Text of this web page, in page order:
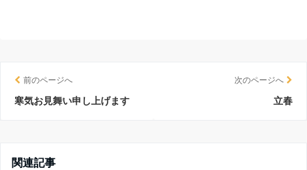
前のページへ
寒気お見舞い申し上げます
次のページへ
立春
関連記事